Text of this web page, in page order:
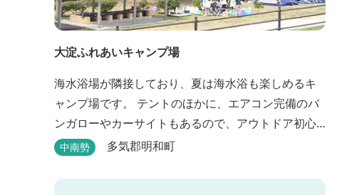
大淀ふれあいキャンプ場
海水浴場が隣接しており、夏は海水浴も楽しめるキ
ャンプ場です。 テントのほかに、エアコン完備のバ
ンガローやカーサイトもあるので、アウトドア初心
者でも気軽にキャンプを楽しめます！ 管理棟、水
憩所、炊事場、水洗トイレ、毛布（有料）、駐車場
中南勢 多気郡明和町